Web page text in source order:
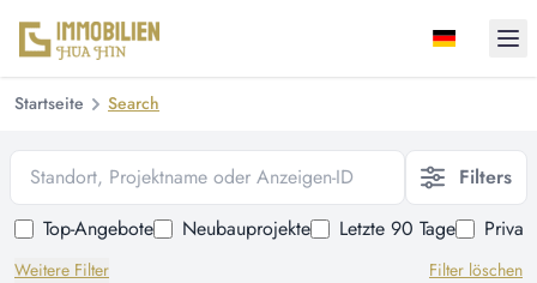
Startseite Search
Standort, Projektname oder Anzeigen-ID
Filters
Top-Angebote
Neubauprojekte Letzte 90 Tage
Weitere Filter Filter löschen